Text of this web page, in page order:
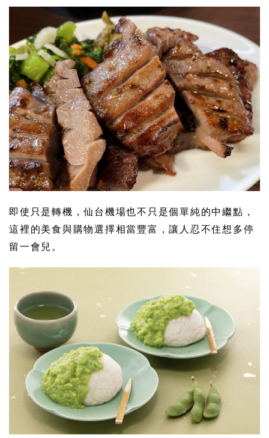
即使只是轉機，仙台機場也不只是個單純的中繼點，
這裡的美食與購物選擇相當豐富，讓人忍不住想多停
留一會兒。